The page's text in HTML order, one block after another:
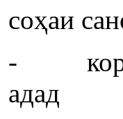
соҳаи
-
адад